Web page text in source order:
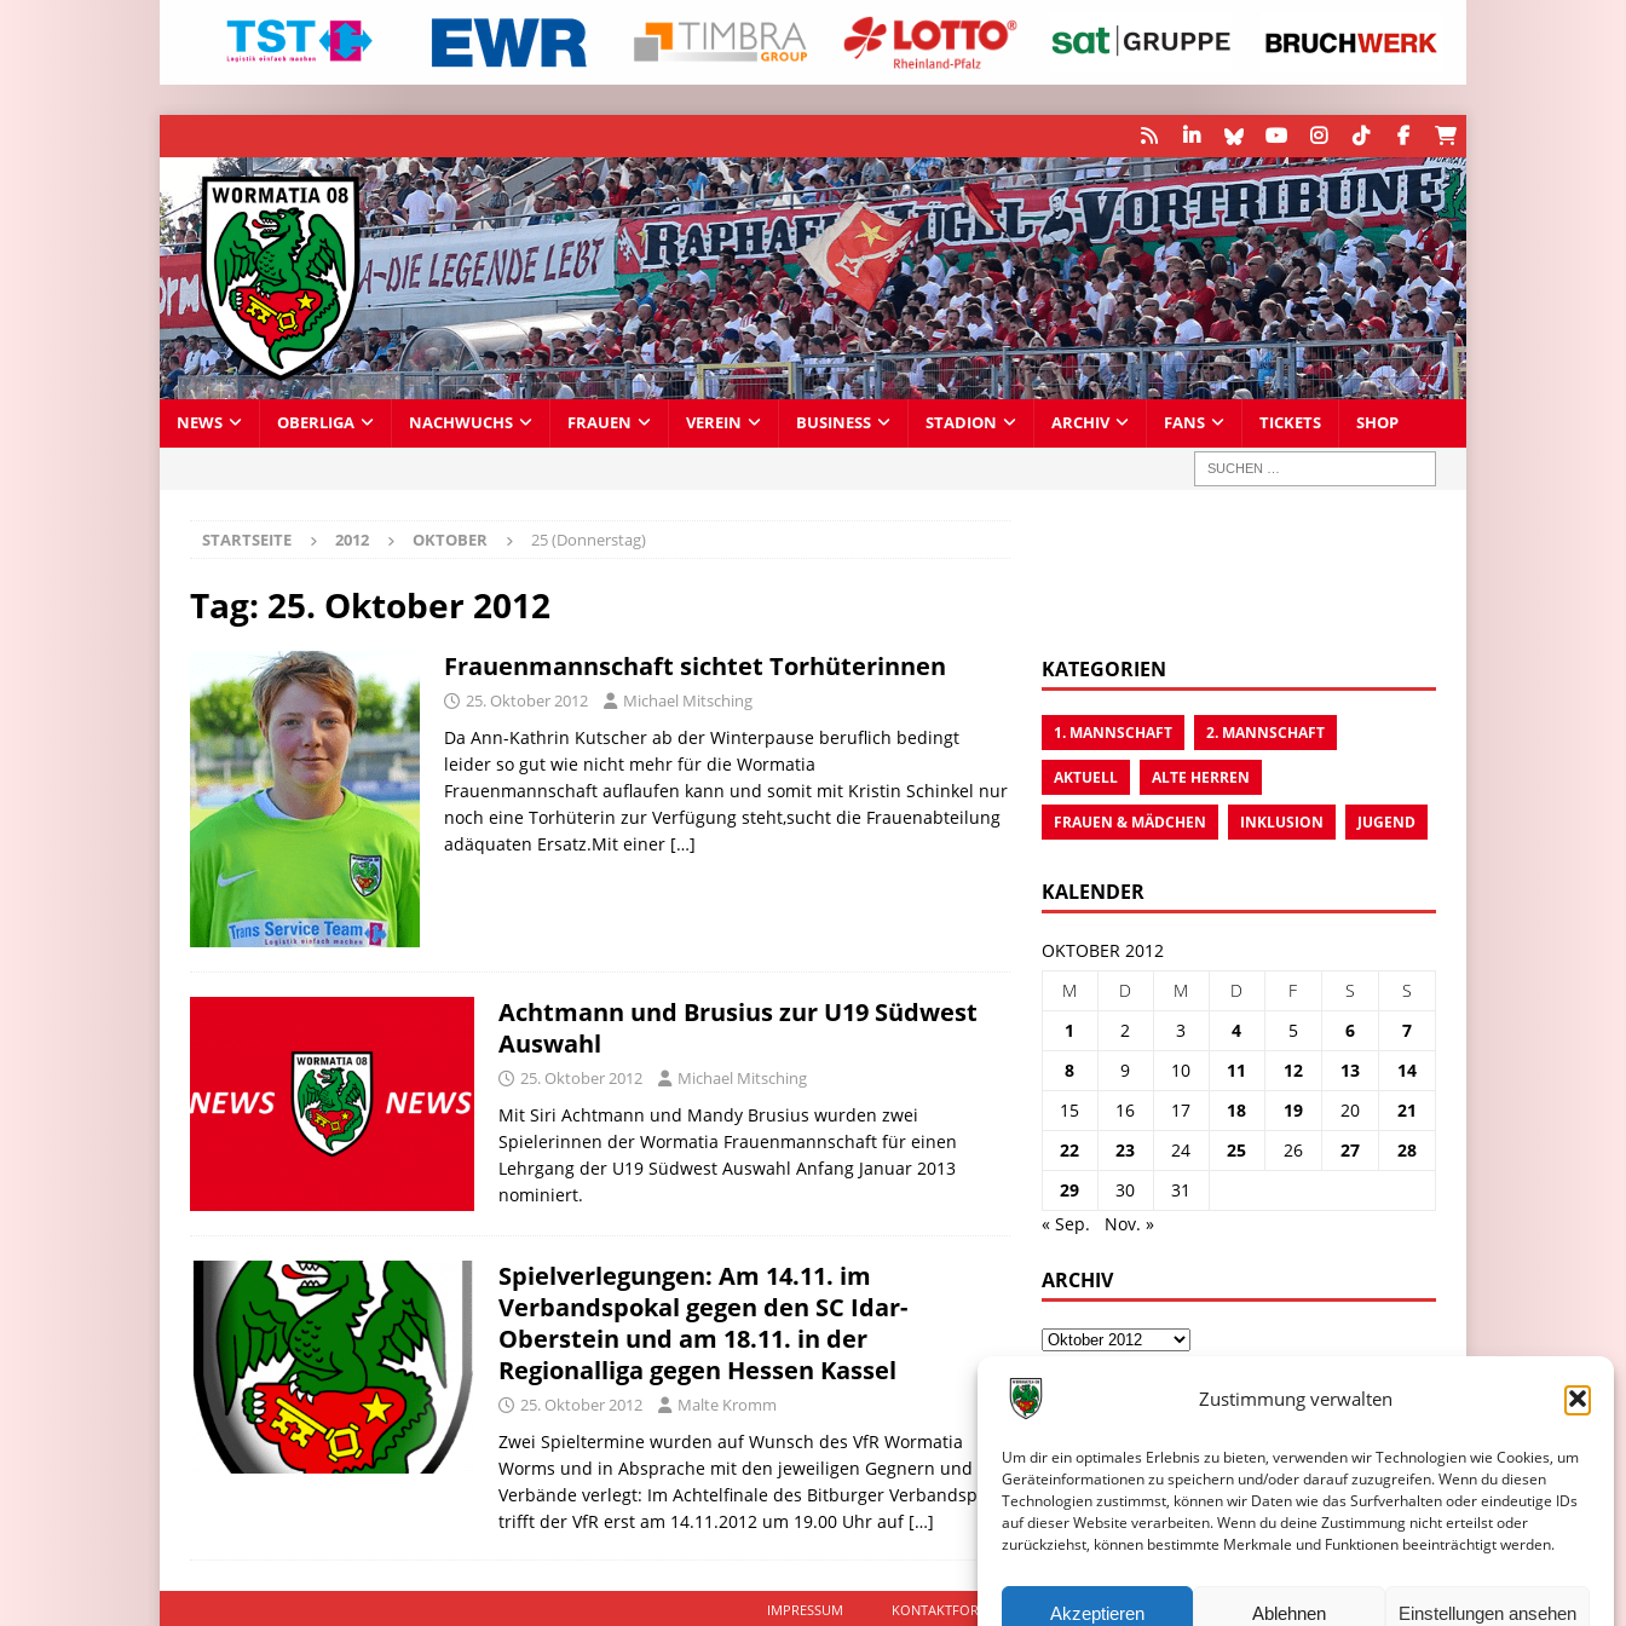
Zustimmung verwalten
Um dir ein optimales Erlebnis zu bieten, verwenden wir Technologien wie Cookies, um
Geräteinformationen zu speichern und/oder darauf zuzugreifen. Wenn du diesen
Technologien zustimmst, können wir Daten wie das Surfverhalten oder eindeutige IDs
auf dieser Website verarbeiten. Wenn du deine Zustimmung nicht erteilst oder
zurückziehst, können bestimmte Merkmale und Funktionen beeinträchtigt werden.
Akzeptieren Ablehnen Einstellungen ansehen
NEWS OBERLIGA NACHWUCHS FRAUEN VEREIN BUSINESS STADION ARCHIV FANS TICKETS SHOP
STARTSEITE 2012 OKTOBER 25 (Donnerstag)
Tag: 25. Oktober 2012
Frauenmannschaft sichtet Torhüterinnen
25. Oktober 2012 Michael Mitsching
Da Ann-Kathrin Kutscher ab der Winterpause beruflich bedingt
leider so gut wie nicht mehr für die Wormatia
Frauenmannschaft auflaufen kann und somit mit Kristin Schinkel nur
noch eine Torhüterin zur Verfügung steht,sucht die Frauenabteilung
adäquaten Ersatz.Mit einer […]
Achtmann und Brusius zur U19 Südwest
Auswahl
25. Oktober 2012 Michael Mitsching
Mit Siri Achtmann und Mandy Brusius wurden zwei
Spielerinnen der Wormatia Frauenmannschaft für einen
Lehrgang der U19 Südwest Auswahl Anfang Januar 2013
nominiert.
Spielverlegungen: Am 14.11. im
Verbandspokal gegen den SC Idar-
Oberstein und am 18.11. in der
Regionalliga gegen Hessen Kassel
25. Oktober 2012 Malte Kromm
Zwei Spieltermine wurden auf Wunsch des VfR Wormatia
Worms und in Absprache mit den jeweiligen Gegnern und der
Verbände verlegt: Im Achtelfinale des Bitburger Verbandspokal
trifft der VfR erst am 14.11.2012 um 19.00 Uhr auf […]
KATEGORIEN
1. MANNSCHAFT 2. MANNSCHAFT
AKTUELL ALTE HERREN
FRAUEN & MÄDCHEN INKLUSION JUGEND
KALENDER
OKTOBER 2012
M
D M D F S
S
1
2 3 4 5 6
7
8
9 10 11 12 13
14
15
16 17 18 19 20
21
22
23 24 25 26 27
28
29
30
31
« Sep.
Nov. »
ARCHIV
IMPRESSUM KONTAKTFORMULAR DATENSCHUTZERKLÄRUNG COOKIE-RICHTLINIE (EU)